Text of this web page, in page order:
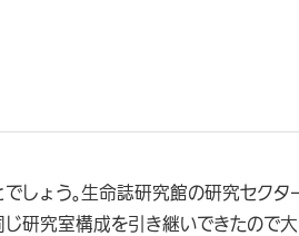
しょう。生命誌研究館の研究セクタ
研究室構成を引き継いできたので大